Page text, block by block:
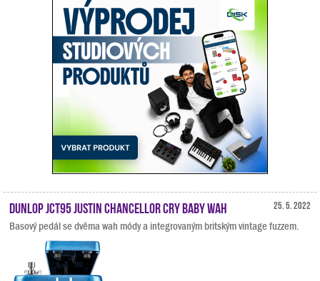
25. 5. 2022
Dunlop JCT95 Justin Chancellor Cry Baby Wah
Basový pedál se dvěma wah módy a integrovaným britským vintage fuzzem.